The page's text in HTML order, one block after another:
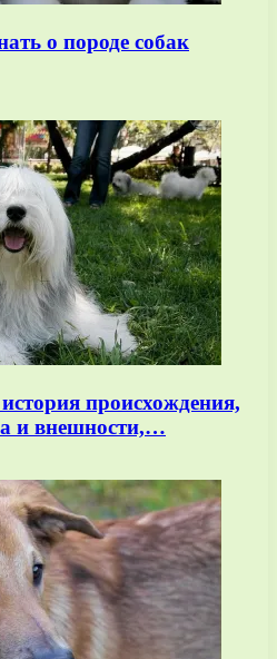
о породе собак
происхождения,
и внешности,…